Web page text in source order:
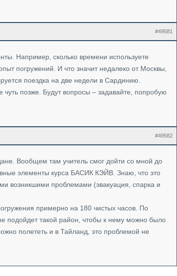
#49581
Например, сколько времени используете
погружений. И что значит недалеко от Москвы,
поездка на две недели в Сардинию.
позже. Будут вопросы – задавайте, попробую
#49582
Вообщем там учитель смог дойти со мной до
элементы курса БАСИК КЭЙВ. Знаю, что это
возникшими проблемами (эвакуация, спарка и
примерно на 180 чистых часов. По
подойдет такой район, чтобы к нему можно было
полететь и в Тайланд, это проблемой не